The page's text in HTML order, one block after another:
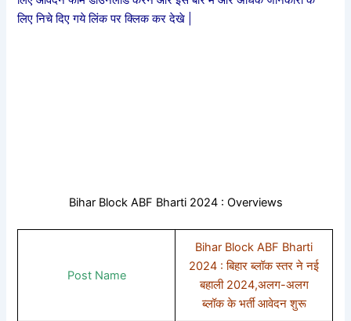
लिए निचे दिए गये लिंक पर क्लिक कर देखे |
Bihar Block ABF Bharti 2024 : Overviews
Post Name
Bihar Block ABF Bharti
2024 : बिहार ब्लॉक स्तर ने नई
बहाली 2024,अलग-अलग
ब्लॉक के भर्ती आवेदन शुरू